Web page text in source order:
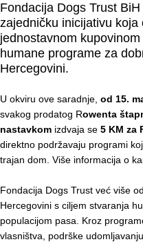
Fondacija Dogs Trust
zajedničku inicijativu
jednostavnom
humane programe za
Hercegovini.
U okviru ove saradnje, od 15.
svakog prodatog Rowenta
nastavkom izdvaja se 5 KM za
direktno podržavaju programi
trajan dom. Više informacija o
Fondacija Dogs Trust već više
Hercegovini s ciljem stvaranja
populacijom pasa. Kroz
vlasništva, podrške